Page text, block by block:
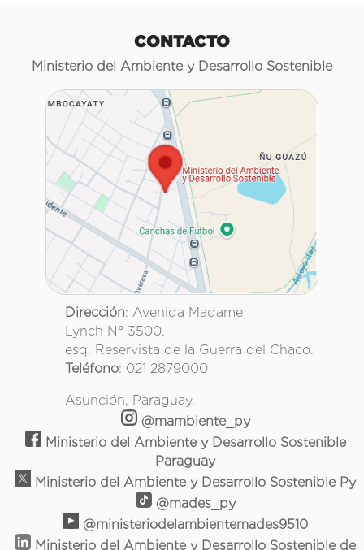
CONTACTO
Ministerio del Ambiente y Desarrollo Sostenible
Dirección: Avenida Madame
Lynch N° 3500.
esq. Reservista de la Guerra del Chaco.
Teléfono: 021 2879000
Asunción, Paraguay.
@mambiente_py
Ministerio del Ambiente y Desarrollo Sostenible
Paraguay
Ministerio del Ambiente y Desarrollo Sostenible Py
@mades_py
@ministeriodelambientemades9510
Ministerio del Ambiente y Desarrollo Sostenible de